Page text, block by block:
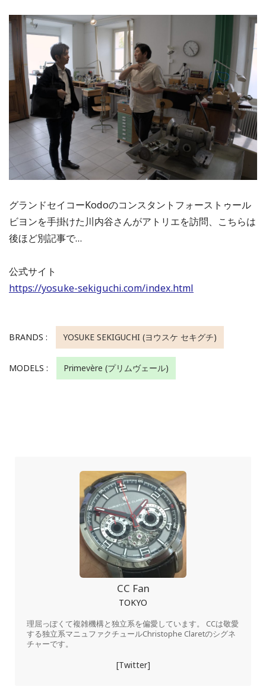
グランドセイコーKodoのコンスタントフォーストゥール
ビヨンを手掛けた川内谷さんがアトリエを訪問、こちらは
後ほど別記事で…
公式サイト
https://yosuke-sekiguchi.com/index.html
BRANDS : YOSUKE SEKIGUCHI (ヨウスケ セキグチ)
MODELS : Primevère (プリムヴェール)
CC Fan
TOKYO
理屈っぽくて複雑機構と独立系を偏愛しています。 CCは敬愛
する独立系マニュファクチュールChristophe Claretのシグネ
チャーです。
[Twitter]